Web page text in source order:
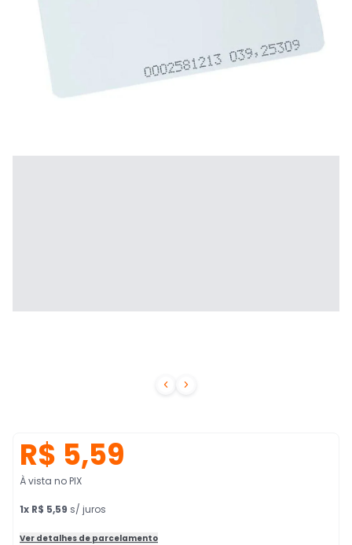
 
R$ 5,59
À vista no PIX
1x R$ 5,59 s/ juros
Ver detalhes de parcelamento